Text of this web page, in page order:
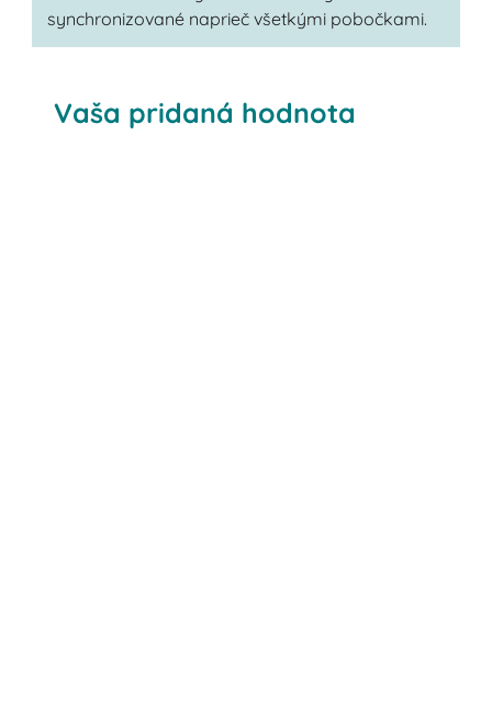
synchronizované naprieč všetkými pobočkami.
Vaša pridaná hodnota